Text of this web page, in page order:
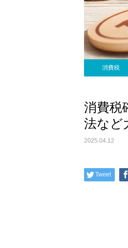
消費税
消費税
法など
2025.04.12
Tweet